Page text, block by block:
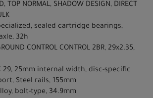
TOP NORMAL, SHADOW DESIGN, DIRECT
sealed cartridge bearings,
32h
CONTROL CONTROL 2BR, 29x2.35,
29, 25mm internal width, disc-specific
Steel rails, 155mm
bolt-type, 34.9mm